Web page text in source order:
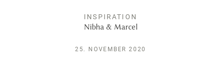
INSPIRATION
Nibha & Marcel
25. NOVEMBER 2020